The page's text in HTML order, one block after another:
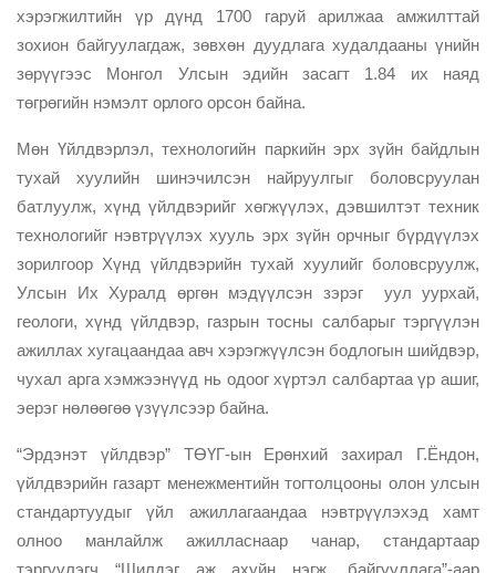
хэрэгжилтийн үр дүнд 1700 гаруй арилжаа амжилттай
зохион байгуулагдаж, зөвхөн дуудлага худалдааны үнийн
зөрүүгээс Монгол Улсын эдийн засагт 1.84 их наяд
төгрөгийн нэмэлт орлого орсон байна.
Мөн Үйлдвэрлэл, технологийн паркийн эрх зүйн байдлын
тухай хуулийн шинэчилсэн найруулгыг боловсруулан
батлуулж, хүнд үйлдвэрийг хөгжүүлэх, дэвшилтэт техник
технологийг нэвтрүүлэх хууль эрх зүйн орчныг бүрдүүлэх
зорилгоор Хүнд үйлдвэрийн тухай хуулийг боловсруулж,
Улсын Их Хуралд өргөн мэдүүлсэн зэрэг уул уурхай,
геологи, хүнд үйлдвэр, газрын тосны салбарыг тэргүүлэн
ажиллах хугацаандаа авч хэрэгжүүлсэн бодлогын шийдвэр,
чухал арга хэмжээнүүд нь одоог хүртэл салбартаа үр ашиг,
эерэг нөлөөгөө үзүүлсээр байна.
“Эрдэнэт үйлдвэр” ТӨҮГ-ын Ерөнхий захирал Г.Ёндон,
үйлдвэрийн газарт менежментийн тогтолцооны олон улсын
стандартуудыг үйл ажиллагаандаа нэвтрүүлэхэд хамт
олноо манлайлж ажилласнаар чанар, стандартаар
тэргүүлэгч “Шилдэг аж ахуйн нэгж, байгууллага”-аар